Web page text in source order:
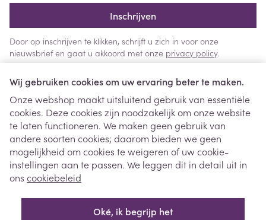
Wij gebruiken cookies om uw ervaring beter te maken.
Onze webshop maakt uitsluitend gebruik van essentiële
cookies. Deze cookies zijn noodzakelijk om onze website
te laten functioneren. We maken geen gebruik van
andere soorten cookies; daarom bieden we geen
mogelijkheid om cookies te weigeren of uw cookie-
instellingen aan te passen. We leggen dit in detail uit in
ons cookiebeleid
Oké, ik begrijp het
Inschrijven
Door op inschrijven te klikken, schrijft u zich in voor onze
nieuwsbrief en gaat u akkoord met onze privacy policy.
Juridische links